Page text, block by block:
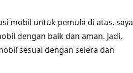
mobil untuk pemula di atas, saya
dengan baik dan aman. Jadi,
sesuai dengan selera dan